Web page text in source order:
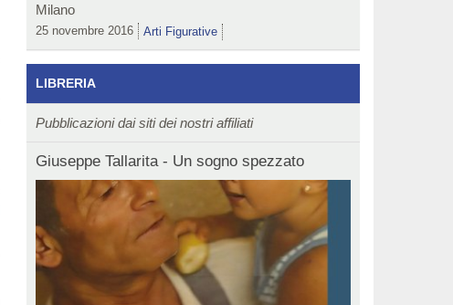
Milano
25 novembre 2016 Arti Figurative
LIBRERIA
Pubblicazioni dai siti dei nostri affiliati
Giuseppe Tallarita - Un sogno spezzato